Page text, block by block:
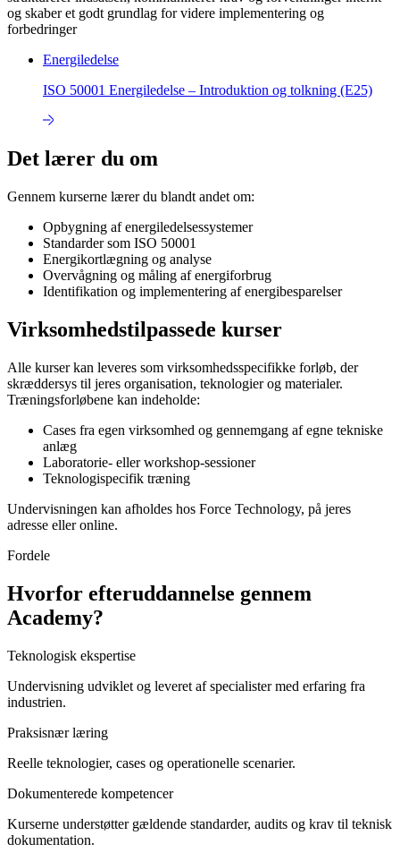
og skaber et godt grundlag for videre implementering og
forbedringer
Energiledelse
ISO 50001 Energiledelse – Introduktion og tolkning (E25)
Det lærer du om
Gennem kurserne lærer du blandt andet om:
Opbygning af energiledelsessystemer
Standarder som ISO 50001
Energikortlægning og analyse
Overvågning og måling af energiforbrug
Identifikation og implementering af energibesparelser
Virksomhedstilpassede kurser
Alle kurser kan leveres som virksomhedsspecifikke forløb, der
skræddersys til jeres organisation, teknologier og materialer.
Træningsforløbene kan indeholde:
Cases fra egen virksomhed og gennemgang af egne tekniske
anlæg
Laboratorie- eller workshop-sessioner
Teknologispecifik træning
Undervisningen kan afholdes hos Force Technology, på jeres
adresse eller online.
Fordele
Hvorfor efteruddannelse gennem
Academy?
Teknologisk ekspertise
Undervisning udviklet og leveret af specialister med erfaring fra
industrien.
Praksisnær læring
Reelle teknologier, cases og operationelle scenarier.
Dokumenterede kompetencer
Kurserne understøtter gældende standarder, audits og krav til teknisk
dokumentation.